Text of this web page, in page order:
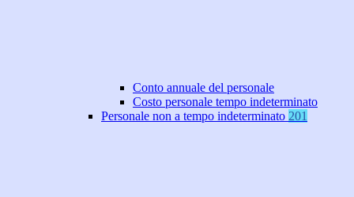
Conto annuale del personale
Costo personale tempo indeterminato
Personale non a tempo indeterminato 201